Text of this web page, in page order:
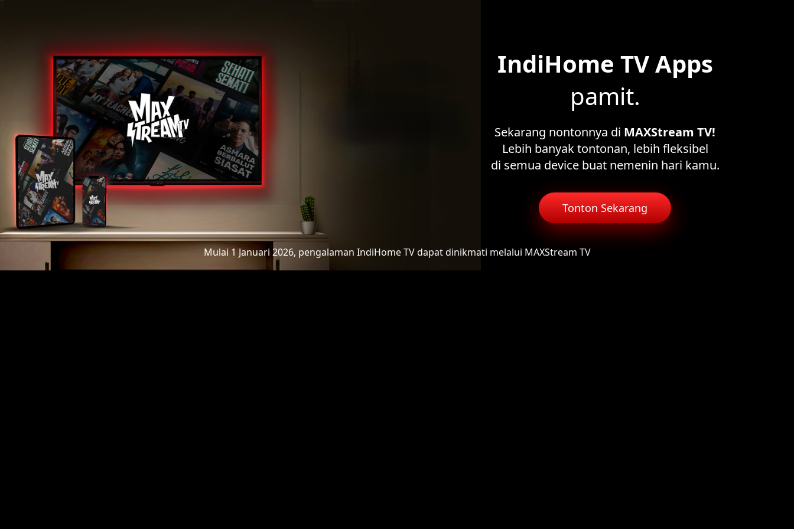
IndiHome TV Apps
pamit.
Sekarang nontonnya di MAXStream TV!
Lebih banyak tontonan, lebih fleksibel
di semua device buat nemenin hari kamu.
Tonton Sekarang
Mulai 1 Januari 2026, pengalaman IndiHome TVdapat dinikmati melalui MAXStream TV